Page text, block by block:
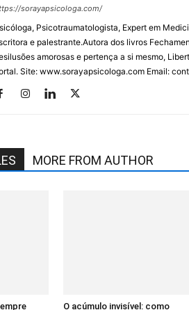
sorayapsicologa.com/
Psicotraumatologista, Expert em
e palestrante.Autora dos livros
amorosas e pertença a si mesmo,
Site: www.sorayapsicologa.com Email:
MORE FROM AUTHOR
O acúmulo invisível: como